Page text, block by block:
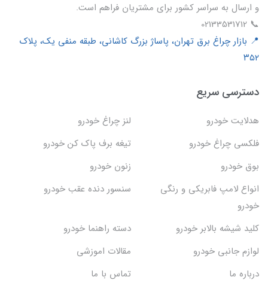
و ارسال به سراسر کشور برای مشتریان فراهم است.
📞 02133531712
📍 بازار چراغ برق تهران، پاساژ بزرگ کاشانی، طبقه منفی یک، پلاک
۳۵۲
دسترسی سریع
هدلایت خودرو
لنز چراغ خودرو
فلکسی چراغ خودرو
تیغه برف پاک کن خودرو
بوق خودرو
زنون خودرو
انواع لامپ فابریکی و رنگی
خودرو
سنسور دنده عقب خودرو
کلید شیشه بالابر خودرو
دسته راهنما خودرو
لوازم جانبی خودرو
مقالات اموزشی
درباره ما
تماس با ما